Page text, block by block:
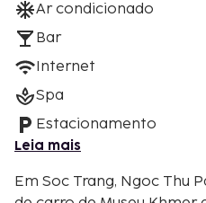
Ar condicionado
Bar
Internet
Spa
Estacionamento
Leia mais
Em Soc Trang, Ngoc Thu